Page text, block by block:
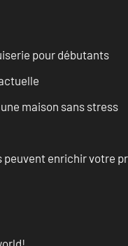
pour débutants
maison sans stress
enrichir votre